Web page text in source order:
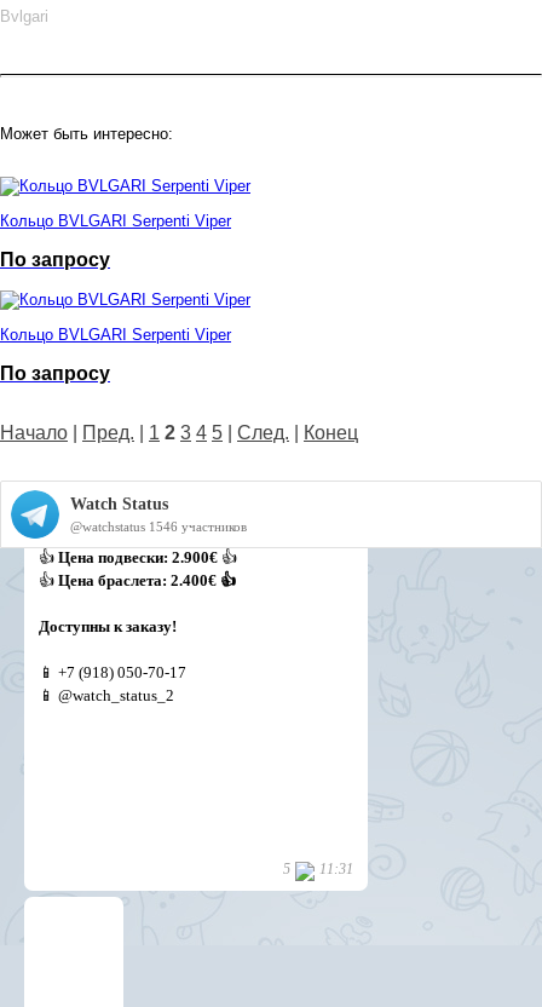
Bvlgari
Может быть интересно:
Кольцо BVLGARI Serpenti Viper
По запросу
Кольцо BVLGARI Serpenti Viper
По запросу
Начало Пред. 1 2 3 4 5 След. Конец